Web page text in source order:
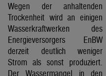
Wegen der anhaltenden
Trockenheit wird an einigen
Wasserkraftwerken des
Energieversorgers EnBW
derzeit deutlich weniger
Strom als sonst produziert.
Der Wassermangel in den